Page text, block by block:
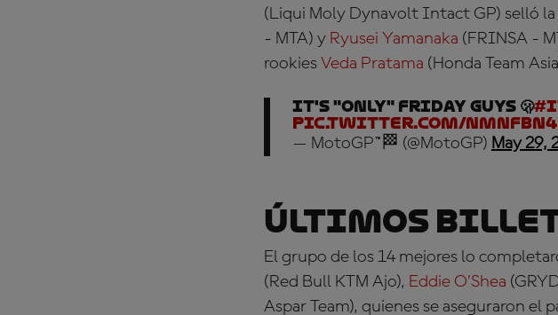
(Liqui Moly Dynavolt Intact GP) selló
- MTA) y Ryusei Yamanaka (FRINSA -
rookies Veda Pratama (Honda Team
It's "only" Friday guys 🫢
pic.twitter.com/
— MotoGP™🏁 (@MotoGP) May 29,
Últimos
El grupo de los 14 mejores lo
(Red Bull KTM Ajo), Eddie O’Shea
Aspar Team), quienes se aseguraron el